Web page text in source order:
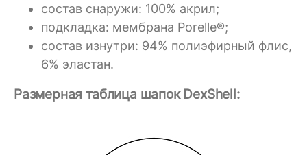
состав снаружи: 100% акрил;
подкладка: мембрана Porelle®;
состав изнутри: 94% полиэфирный флис,
6% эластан.
Размерная таблица шапок DexShell: